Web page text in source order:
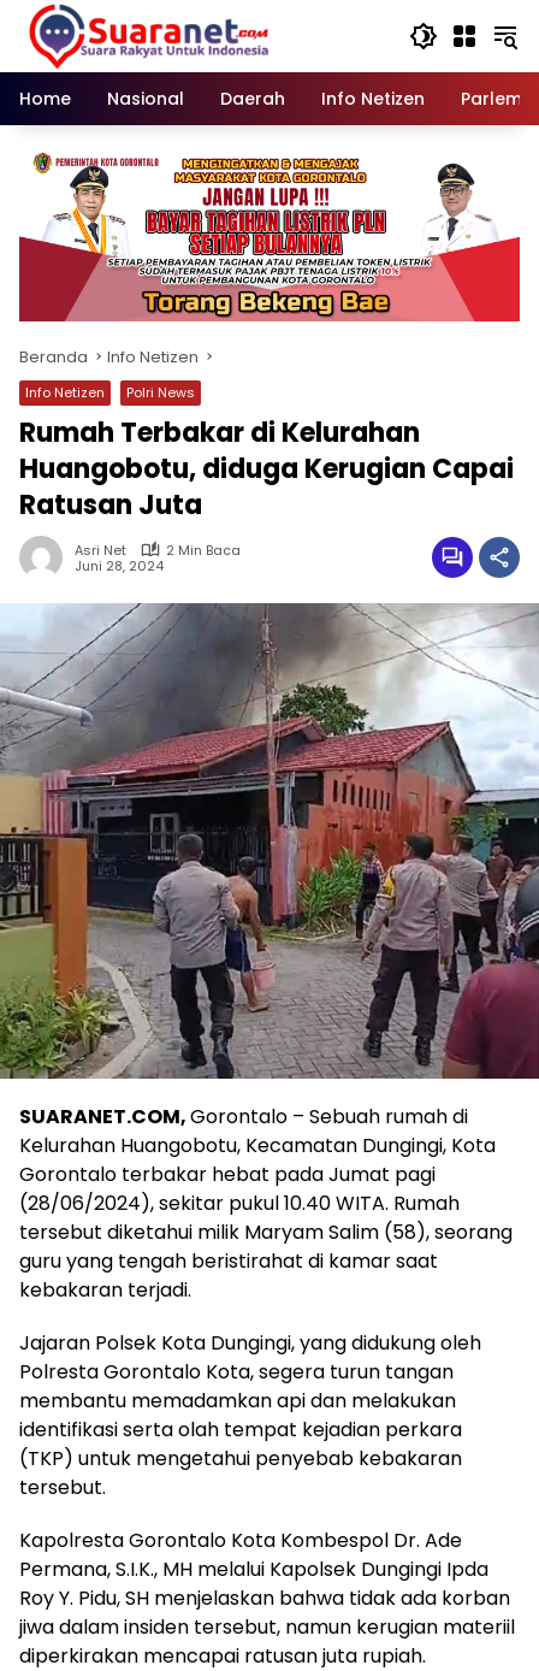
Langsung
konten
Home
Nasional Daerah Info Netizen
Beranda Info Netizen
Info Netizen Polri News
Rumah Terbakar di Kelurahan
Huangobotu, diduga Kerugian Capai
Ratusan Juta
Asri Net
2 Min Baca
Juni 28, 2024
SUARANET.COM,Gorontalo – Sebuah rumah di
Kelurahan Huangobotu, Kecamatan Dungingi, Kota
Gorontalo terbakar hebat pada Jumat pagi
(28/06/2024), sekitar pukul 10.40 WITA. Rumah
tersebut diketahui milik Maryam Salim (58), seorang
guru yang tengah beristirahat di kamar saat
kebakaran terjadi.
Jajaran Polsek Kota Dungingi, yang didukung oleh
Polresta Gorontalo Kota, segera turun tangan
membantu memadamkan api dan melakukan
identifikasi serta olah tempat kejadian perkara
(TKP) untuk mengetahui penyebab kebakaran
tersebut.
Kapolresta Gorontalo Kota Kombespol Dr. Ade
Permana, S.I.K., MH melalui Kapolsek Dungingi Ipda
Roy Y. Pidu, SH menjelaskan bahwa tidak ada korban
jiwa dalam insiden tersebut, namun kerugian materiil
diperkirakan mencapai ratusan juta rupiah.